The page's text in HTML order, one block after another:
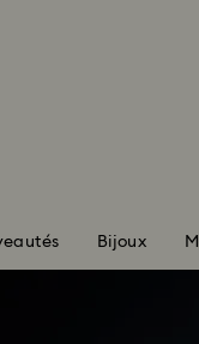
pour
CHF
Bijoux